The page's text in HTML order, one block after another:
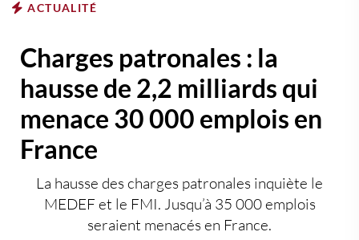
ACTUALITÉ
Charges patronales : la
hausse de 2,2 milliards qui
menace 30 000 emplois en
France
La hausse des charges patronales inquiète le
MEDEF et le FMI. Jusqu’à 35 000 emplois
seraient menacés en France.